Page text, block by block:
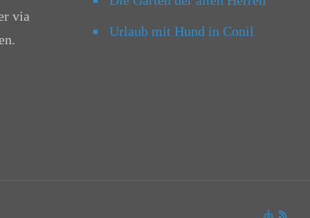
via
Urlaub mit Hund in Conil